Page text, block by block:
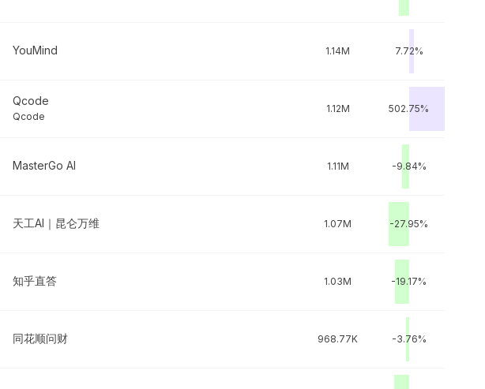
YouMind 1.14M 7.72%
Qcode
Qcode
1.12M 502.75%
MasterGo AI 1.11M -9.84%
天工AI｜昆仑万维 1.07M -27.95%
知乎直答 1.03M -19.17%
同花顺问财 968.77K -3.76%